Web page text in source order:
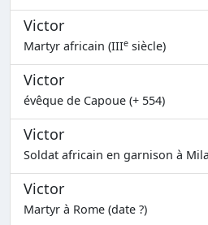
Victor
Martyr africain (IIIe siècle)
Victor
évêque de Capoue (+ 554)
Victor
Soldat africain en garnison à
Victor
Martyr à Rome (date ?)